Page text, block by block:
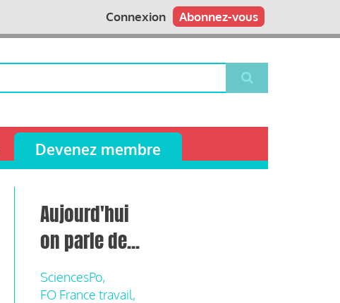
Abonnez-vous
Connexion
Devenez membre
Aujourd'hui
on parle de...
SciencesPo,
FO France travail,